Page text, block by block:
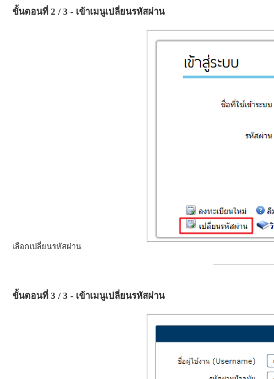
ขั้นตอนที่ 2 / 3 - เข้าเมนูเปลี่ยนรหัสผ่าน
เลือกเปลี่ยนรหัสผ่าน
ขั้นตอนที่ 3 / 3 - เข้าเมนูเปลี่ยนรหัสผ่าน